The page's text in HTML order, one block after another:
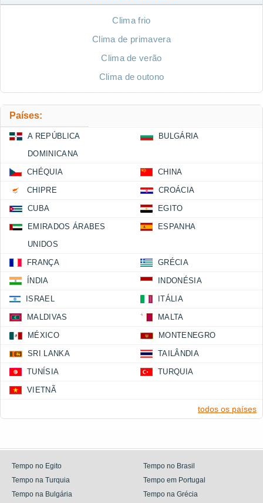
Clima frio
Clima de primavera
Clima de verão
Clima de outono
Países:
A REPÚBLICA
DOMINICANA
BULGÁRIA
CHÉQUIA CHINA
CHIPRE CROÁCIA
CUBA EGITO
EMIRADOS ÁRABES
UNIDOS
ESPANHA
FRANÇA GRÉCIA
ÍNDIA INDONÉSIA
ISRAEL ITÁLIA
MALDIVAS MALTA
MÉXICO MONTENEGRO
SRI LANKA TAILÂNDIA
TUNÍSIA TURQUIA
VIETNÃ
todos os países
Tempo no Egito
Tempo no Brasil
Tempo na Turquia
Tempo em Portugal
Tempo na Bulgária
Tempo na Grécia